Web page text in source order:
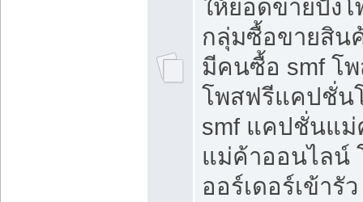
ให้ยอดขายปัง
กลุ่มซื้อขายสิน
มีคนซื้อ smf โ
โพสฟรีแคปชั่น
smf แคปชั่นแ
แม่ค้าออนไลน์
ออร์เดอร์เข้ารั